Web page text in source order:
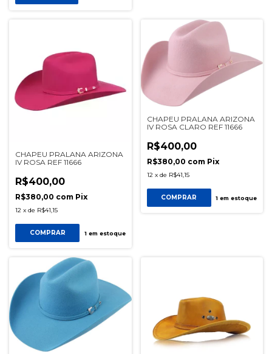
CHAPEU PRALANA ARIZONA
IV ROSA REF 11666
R$400,00
R$380,00 com Pix
12 x de R$41,15
COMPRAR 1em estoque
CHAPEU PRALANA ARIZONA
IV ROSA CLARO REF 11666
R$400,00
R$380,00 com Pix
12 x de R$41,15
COMPRAR 1 em estoque